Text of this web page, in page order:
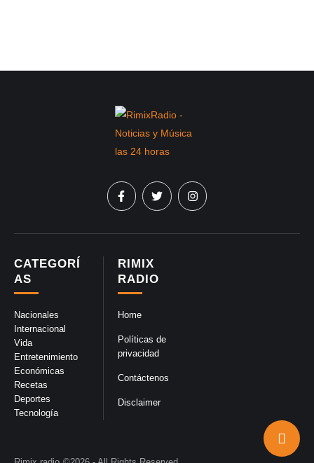
RIMIX
RADIO
Home
Políticas de
privacidad
Contáctenos
Disclaimer
CATEGORÍ
AS
Nacionales
Internacional
Vida
Entretenimiento
Económicas
Recetas
Deportes
Tecnología